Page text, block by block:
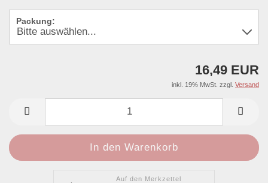
Packung:
16,49 EUR
inkl. 19% MwSt. zzgl. Versand
Auf den Merkzettel